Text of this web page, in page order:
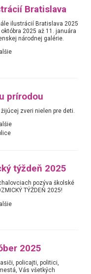
Bratislava
ilustrácií Bratislava 2025
2025 až 11. januára
národnej galérie.
prírodou
zveri nielen pre deti.
týždeň 2025
pozýva školské
TÝŽDEŇ 2025!
2025
policajti, politici,
Vás všetkých